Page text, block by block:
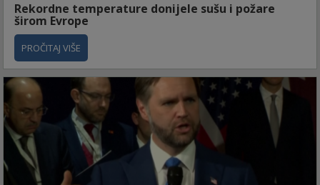
Rekordne temperature donijele sušu i požare
širom Evrope
PROČITAJ VIŠE